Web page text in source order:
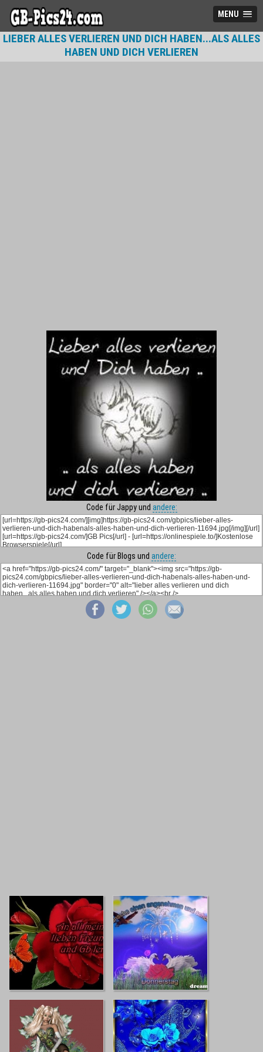
MENU
LIEBER ALLES VERLIEREN UND DICH HABEN...ALS ALLES
HABEN UND DICH VERLIEREN
Code für Jappy und andere:
Code für Blogs und andere: